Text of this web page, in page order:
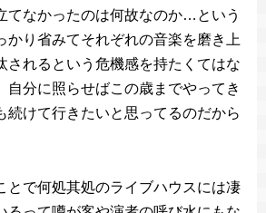
てなかったのは何故なのか…という
かり省みてそれぞれの音楽を磨き上
されるという危機感を持たくてはな
自分に照らせばこの歳までやってき
続けて行きたいと思ってるのだから
とで何処其処のライブハウスには凄